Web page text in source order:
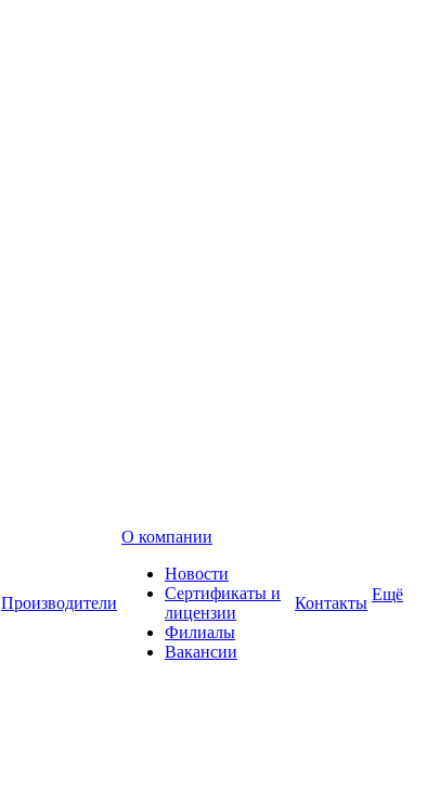
Производители
О компании
Новости
Сертификаты и
лицензии
Филиалы
Вакансии
Контакты Ещё